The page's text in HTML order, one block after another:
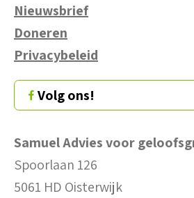
Nieuwsbrief
Doneren
Privacybeleid
Volg ons!
Samuel Advies voor
Spoorlaan 126
5061 HD Oisterwijk